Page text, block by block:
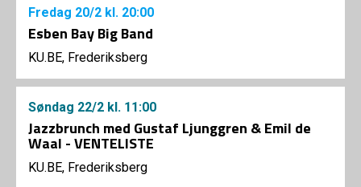
Fredag 20/2 kl. 20:00
Esben Bay Big Band
KU.BE, Frederiksberg
Søndag 22/2 kl. 11:00
Jazzbrunch med Gustaf Ljunggren & Emil de
Waal - VENTELISTE
KU.BE, Frederiksberg